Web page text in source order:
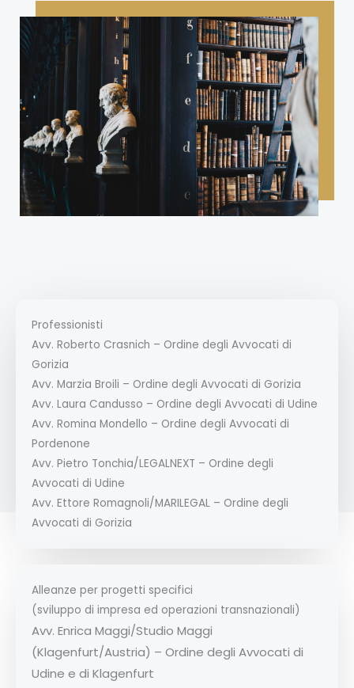
Professionisti
Avv. Roberto Crasnich – Ordine degli Avvocati di
Gorizia
Avv. Marzia Broili – Ordine degli Avvocati di Gorizia
Avv. Laura Candusso – Ordine degli Avvocati di Udine
Avv. Romina Mondello – Ordine degli Avvocati di
Pordenone
Avv. Pietro Tonchia/LEGALNEXT – Ordine degli
Avvocati di Udine
Avv. Ettore Romagnoli/MARILEGAL – Ordine degli
Avvocati di Gorizia
Alleanze per progetti specifici
(sviluppo di impresa ed operazioni transnazionali)
Avv. Enrica Maggi/Studio Maggi
(Klagenfurt/Austria) – Ordine degli Avvocati di
Udine e di Klagenfurt